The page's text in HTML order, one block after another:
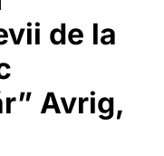
de la
Avrig,